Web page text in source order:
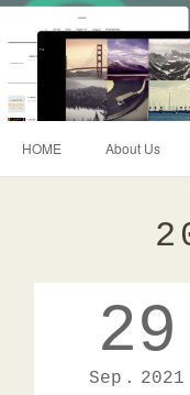
HOME About Us
29
Sep 2021